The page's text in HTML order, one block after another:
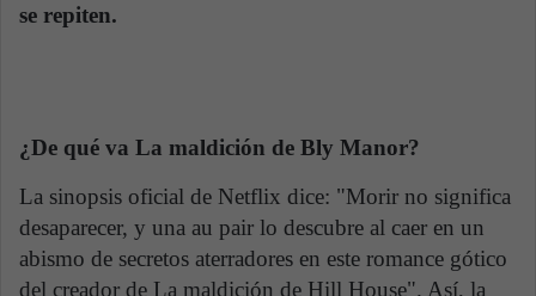
se repiten.
¿De qué va La maldición de Bly Manor?
La sinopsis oficial de Netflix dice: "Morir no significa
desaparecer, y una au pair lo descubre al caer en un
abismo de secretos aterradores en este romance gótico
del creador de La maldición de Hill House". Así, la